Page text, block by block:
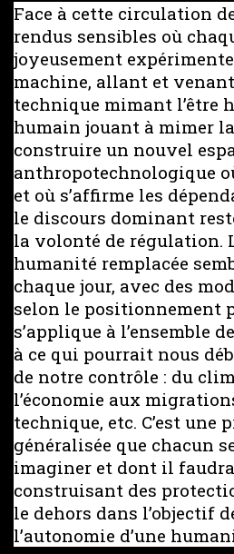
Face à cette circulation
rendus sensibles où
joyeusement
machine, allant et
technique mimant l’être
humain jouant à mimer
construire un nouvel
anthropotechnologique
et où s’affirme les
le discours dominant
la volonté de régulation.
humanité remplacée
chaque jour, avec des
selon le positionnement
s’applique à l’ensemble
à ce qui pourrait nous
de notre contrôle : du
l’économie aux
technique, etc. C’est une
généralisée que chacun
imaginer et dont il
construisant des
le dehors dans l’objectif
l’autonomie d’une